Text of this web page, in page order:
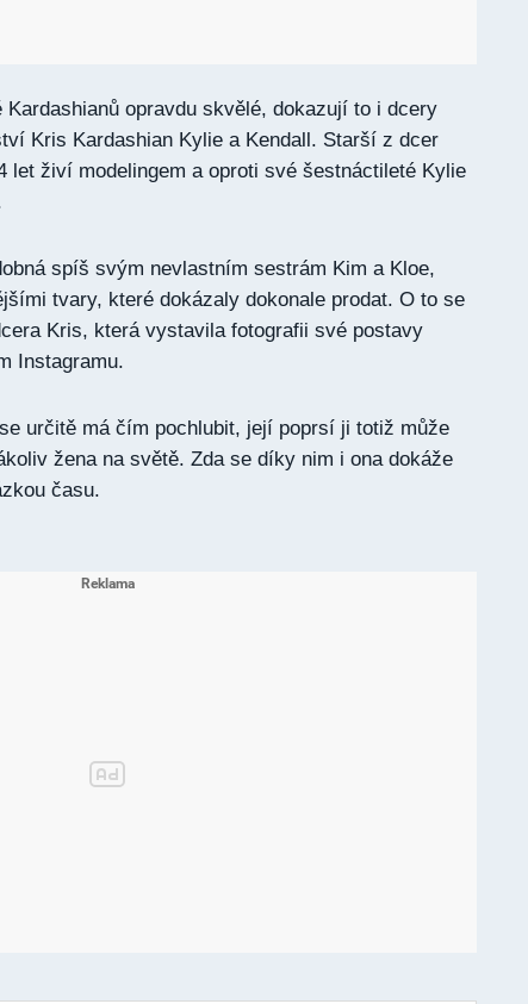
Kardashianů opravdu skvělé, dokazují to i dcery
Kris Kardashian Kylie a Kendall. Starší z dcer
let živí modelingem a oproti své šestnáctileté Kylie
spíš svým nevlastním sestrám Kim a Kloe,
tvary, které dokázaly dokonale prodat. O to se
Kris, která vystavila fotografii své postavy
Instagramu.
určitě má čím pochlubit, její poprsí ji totiž může
žena na světě. Zda se díky nim i ona dokáže
času.